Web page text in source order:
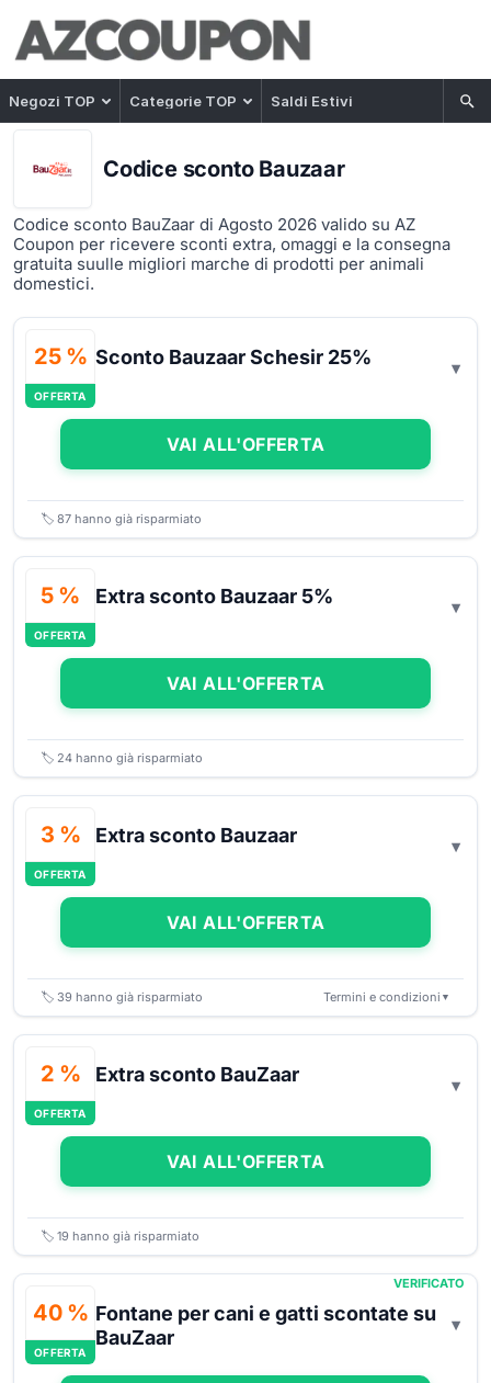
Negozi TOP Categorie TOP Saldi Estivi
Codice sconto Bauzaar
Codice sconto BauZaar di Agosto 2026 valido su AZ
Coupon per ricevere sconti extra, omaggi e la consegna
gratuita suulle migliori marche di prodotti per animali
domestici.
25 %
OFFERTA
Sconto Bauzaar Schesir 25%
VAI ALL'OFFERTA
🏷️ 87 hanno già risparmiato
5 %
OFFERTA
Extra sconto Bauzaar 5%
VAI ALL'OFFERTA
🏷️ 24 hanno già risparmiato
3 %
OFFERTA
Extra sconto Bauzaar
VAI ALL'OFFERTA
🏷️ 39 hanno già risparmiato Termini e condizioni ▼
2 %
OFFERTA
Extra sconto BauZaar
VAI ALL'OFFERTA
🏷️ 19 hanno già risparmiato
40 %
OFFERTA
VERIFICATO
Fontane per cani e gatti scontate su
BauZaar